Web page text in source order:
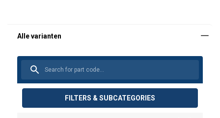
FILTERS & SUBCATEGORIES